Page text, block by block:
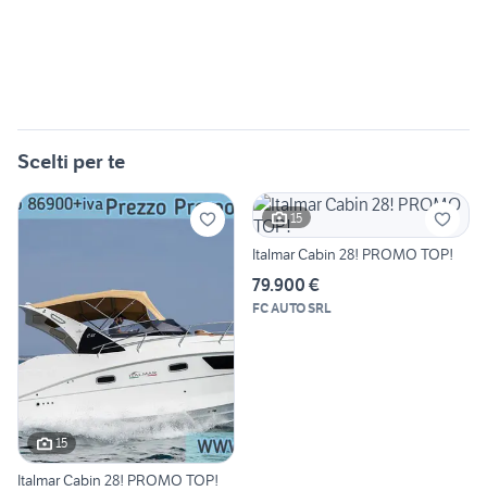
Scelti per te
15
Italmar Cabin 28! PROMO TOP!
15
Italmar Cabin 28! PROMO TOP!
79.900 €
FC AUTO SRL